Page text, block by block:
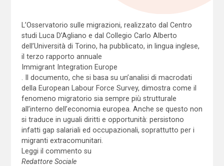
L’Osservatorio sulle migrazioni, realizzato dal Centro
studi Luca D’Agliano e dal Collegio Carlo Alberto
dell’Università di Torino, ha pubblicato, in lingua inglese,
il terzo rapporto annuale
Immigrant Integration Europe
. Il documento, che si basa su un’analisi di macrodati
della European Labour Force Survey, dimostra come il
fenomeno migratorio sia sempre più strutturale
all’interno dell’economia europea. Anche se questo non
si traduce in uguali diritti e opportunità: persistono
infatti gap salariali ed occupazionali, soprattutto per i
migranti extracomunitari.
Leggi il commento su
Redattore Sociale